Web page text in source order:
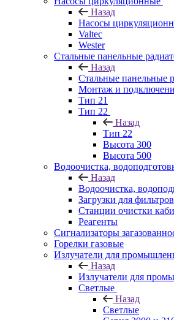
Назад
Насосы
Valtec
Wester
Стальные панельные
Назад
Стальные панельные
Монтаж и
Тип 21
Тип 22
Назад
Тип 22
Высота 300
Высота 500
Водоочистка,
Назад
Водоочистка,
Загрузки для фильтров
Станции очистки
Реагенты
Сигнализаторы
Горелки газовые
Излучатели для
Назад
Излучатели для
Светлые
Назад
Светлые